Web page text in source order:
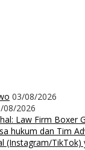
03/08/2026
08/2026
Law Firm Boxer
hukum dan Tim